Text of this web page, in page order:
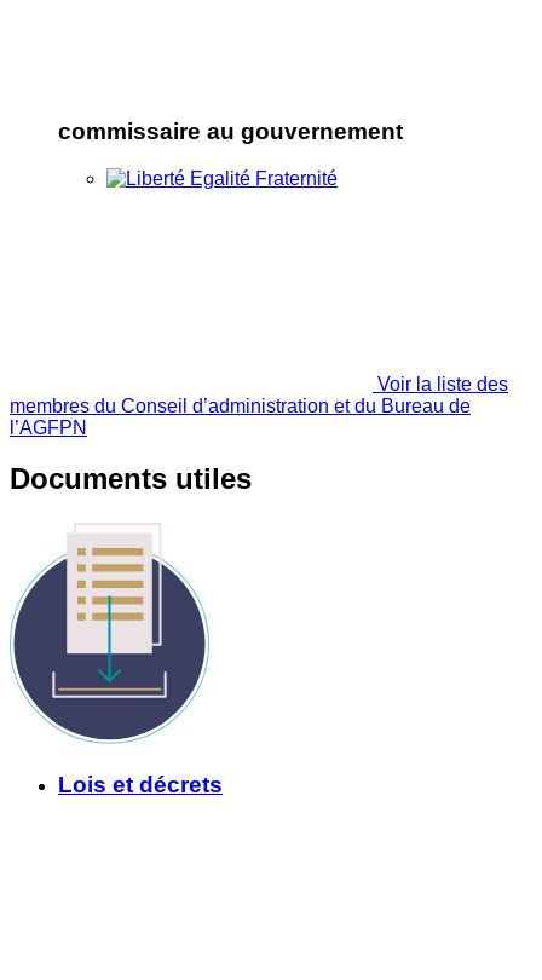
commissaire au gouvernement
Voir la liste des
membres du Conseil d’administration et du Bureau de
l’AGFPN
Documents utiles
Lois et décrets